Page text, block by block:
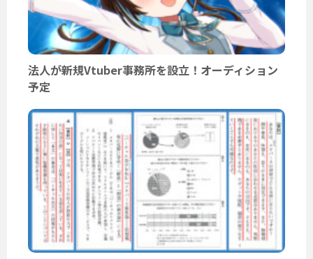
法人が新規Vtuber事務所を設立！オーディション
予定